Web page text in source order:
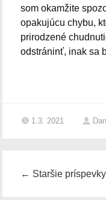
som okamžite
opakujúcu chybu,
prirodzené
odstráninť, inak sa
1.3. 2021
← Staršie príspevky